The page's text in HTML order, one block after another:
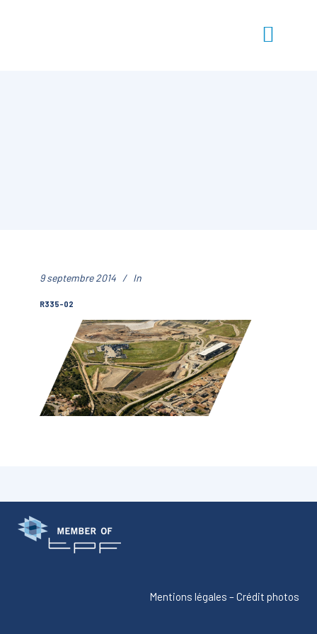
9 septembre 2014 In
R335-02
Mentions légales –Crédit photos